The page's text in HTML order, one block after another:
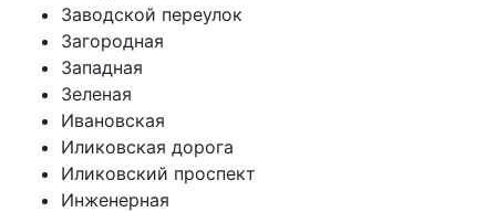
Заводской переулок
Загородная
Западная
Зеленая
Ивановская
Иликовская дорога
Иликовский проспект
Инженерная